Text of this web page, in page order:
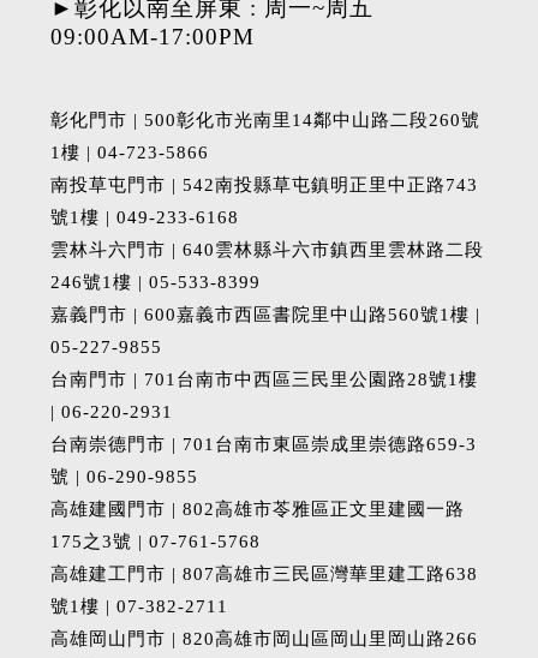
►彰化以南至屏東 : 周一~周五
09:00AM-17:00PM
彰化門市 | 500彰化市光南里14鄰中山路二段260號
1樓 | 04-723-5866
南投草屯門市 | 542南投縣草屯鎮明正里中正路743
號1樓 | 049-233-6168
雲林斗六門市 | 640雲林縣斗六市鎮西里雲林路二段
246號1樓 | 05-533-8399
嘉義門市 | 600嘉義市西區書院里中山路560號1樓 |
05-227-9855
台南門市 | 701台南市中西區三民里公園路28號1樓
| 06-220-2931
台南崇德門市 | 701台南市東區崇成里崇德路659-3
號 | 06-290-9855
高雄建國門市 | 802高雄市苓雅區正文里建國一路
175之3號 | 07-761-5768
高雄建工門市 | 807高雄市三民區灣華里建工路638
號1樓 | 07-382-2711
高雄岡山門市 | 820高雄市岡山區岡山里岡山路266